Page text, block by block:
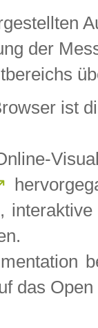
der
ist
das